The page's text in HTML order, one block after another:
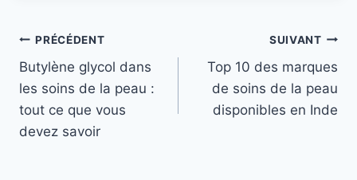
e
u
x
o
Navigation
de
l’article
PRÉCÉDENT
Butylène glycol dans
les soins de la peau :
tout ce que vous
devez savoir
SUIVANT
Top 10 des marques
de soins de la peau
disponibles en Inde